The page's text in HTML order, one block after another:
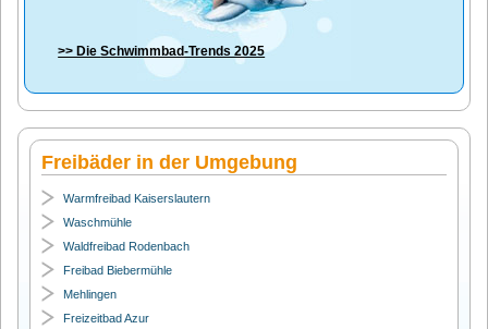
>> DieSchwimmbad-Trends 2025
Freibäder in der Umgebung
Warmfreibad Kaiserslautern
Waschmühle
Waldfreibad Rodenbach
Freibad Biebermühle
Mehlingen
Freizeitbad Azur